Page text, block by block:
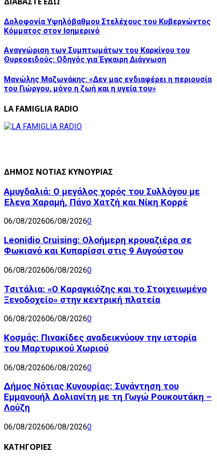
Δολοφονία Υψηλόβαθμου Στελέχους του Κυβερνώντος
Κόμματος στον Ισημερινό
Αναγνώριση των Συμπτωμάτων του Καρκίνου του
Θυρεοειδούς: Οδηγός για Έγκαιρη Διάγνωση
Μανώλης Μαζωνάκης: «Δεν μας ενδιαφέρει η περιουσία
του Γιώργου, μόνο η ζωή και η υγεία του»
LA FAMIGLIA RADIO
ΔΗΜΟΣ ΝΟΤΙΑΣ ΚΥΝΟΥΡΙΑΣ
Αμυγδαλιά: Ο μεγάλος χορός του Συλλόγου με
Έλενα Χαραμή, Πάνο Χατζή και Νίκη Κορρέ
06/08/202606/08/20260
Leonidio Cruising: Ολοήμερη κρουαζιέρα σε
Φωκιανό και Κυπαρίσσι στις 9 Αυγούστου
06/08/202606/08/20260
Τσιτάλια: «Ο Καραγκιόζης και το Στοιχειωμένο
Ξενοδοχείο» στην κεντρική πλατεία
06/08/202606/08/20260
Κοσμάς: Πινακίδες αναδεικνύουν την ιστορία
του Μαρτυρικού Χωριού
06/08/202606/08/20260
Δήμος Νότιας Κυνουρίας: Συνάντηση του
Εμμανουήλ Δολιανίτη με τη Γωγώ Ρουκουτάκη –
Λούζη
06/08/202606/08/20260
ΚΑΤΗΓΟΡΙΕΣ